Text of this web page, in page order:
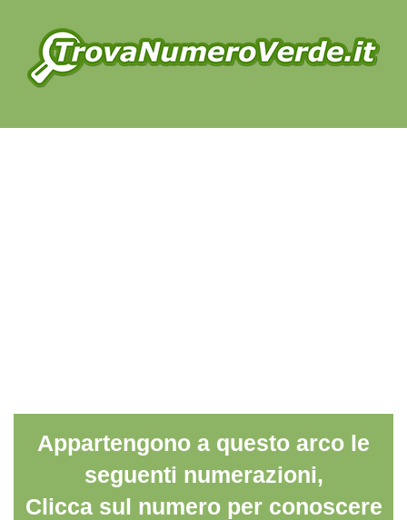
Appartengono a questo arco le
seguenti numerazioni,
Clicca sul numero per conoscere